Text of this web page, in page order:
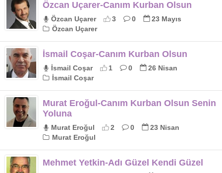
Özcan Uçarer-Canım Kurban Olsun
Özcan Uçarer 3 0
23 Mayıs
Özcan Uçarer
İsmail Coşar-Canım Kurban Olsun
İsmail Coşar 1 0
26 Nisan
İsmail Coşar
Murat Eroğul-Canım Kurban Olsun Senin
Yoluna
Murat Eroğul 2 0
23 Nisan
Murat Eroğul
Mehmet Yetkin-Adı Güzel Kendi Güzel